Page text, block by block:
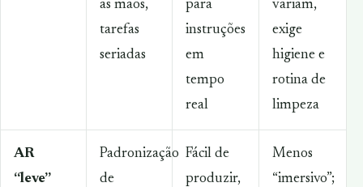
as mãos,
tarefas
seriadas
para
instruções
em
tempo
real
variam,
exige
higiene e
rotina de
limpeza
AR
“leve”
Padronização
de
Fácil de
produzir,
Menos
“imersivo”;